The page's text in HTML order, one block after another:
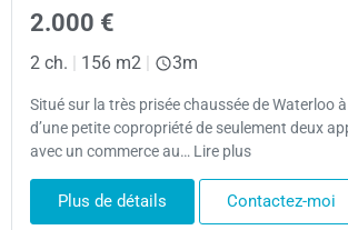
2.000 €
2 ch. 156 m2 3m
Situé sur la très prisée chaussée de Waterloo
d’une petite copropriété de seulement deux
avec un commerce au… Lire plus
Plus de détails Contactez-moi